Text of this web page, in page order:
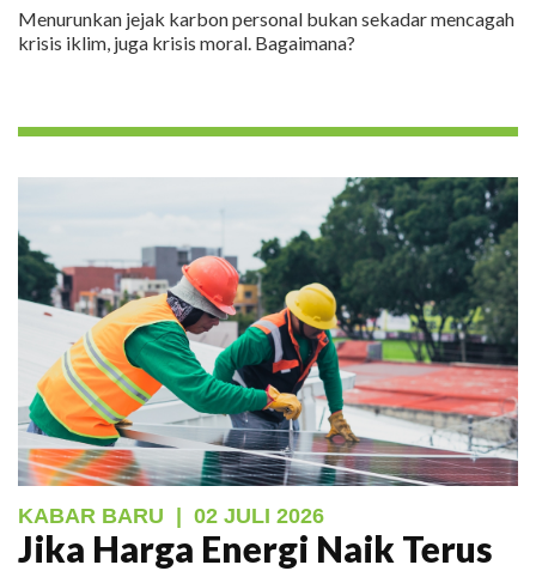
Menurunkan jejak karbon personal bukan sekadar mencagah
krisis iklim, juga krisis moral. Bagaimana?
KABAR BARU | 02 JULI 2026
Jika Harga Energi Naik Terus